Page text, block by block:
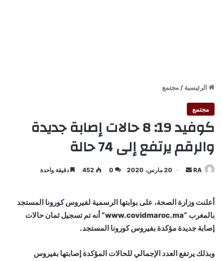
الرئيسية / مجتمع
مجتمع
كوفيد 19: 8 حالات إصابة جديدة
والرقم يرتفع إلى 74 حالة
RA
أرسل 20 مارس، 2020 0
452 دقيقة واحدة
أعلنت وزارة الصحة، على بوابتها الرسمية لفيروس كورونا المستجد
بالمغرب “www.covidmaroc.ma” أنه تم تسجيل ثمان حالات
إصابة جديدة مؤكدة بفيروس كورونا المستجد.
وبذلك يرتفع العدد الإجمالي للحالات المؤكدة إصابتها بفيروس